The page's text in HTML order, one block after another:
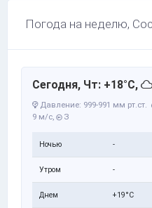
Погода на неделю,
Сегодня, Чт: +18°C,
Давление: 999-991 мм рт.ст.
9 м/с, З
Ночью -
Утром -
Днем +19°C